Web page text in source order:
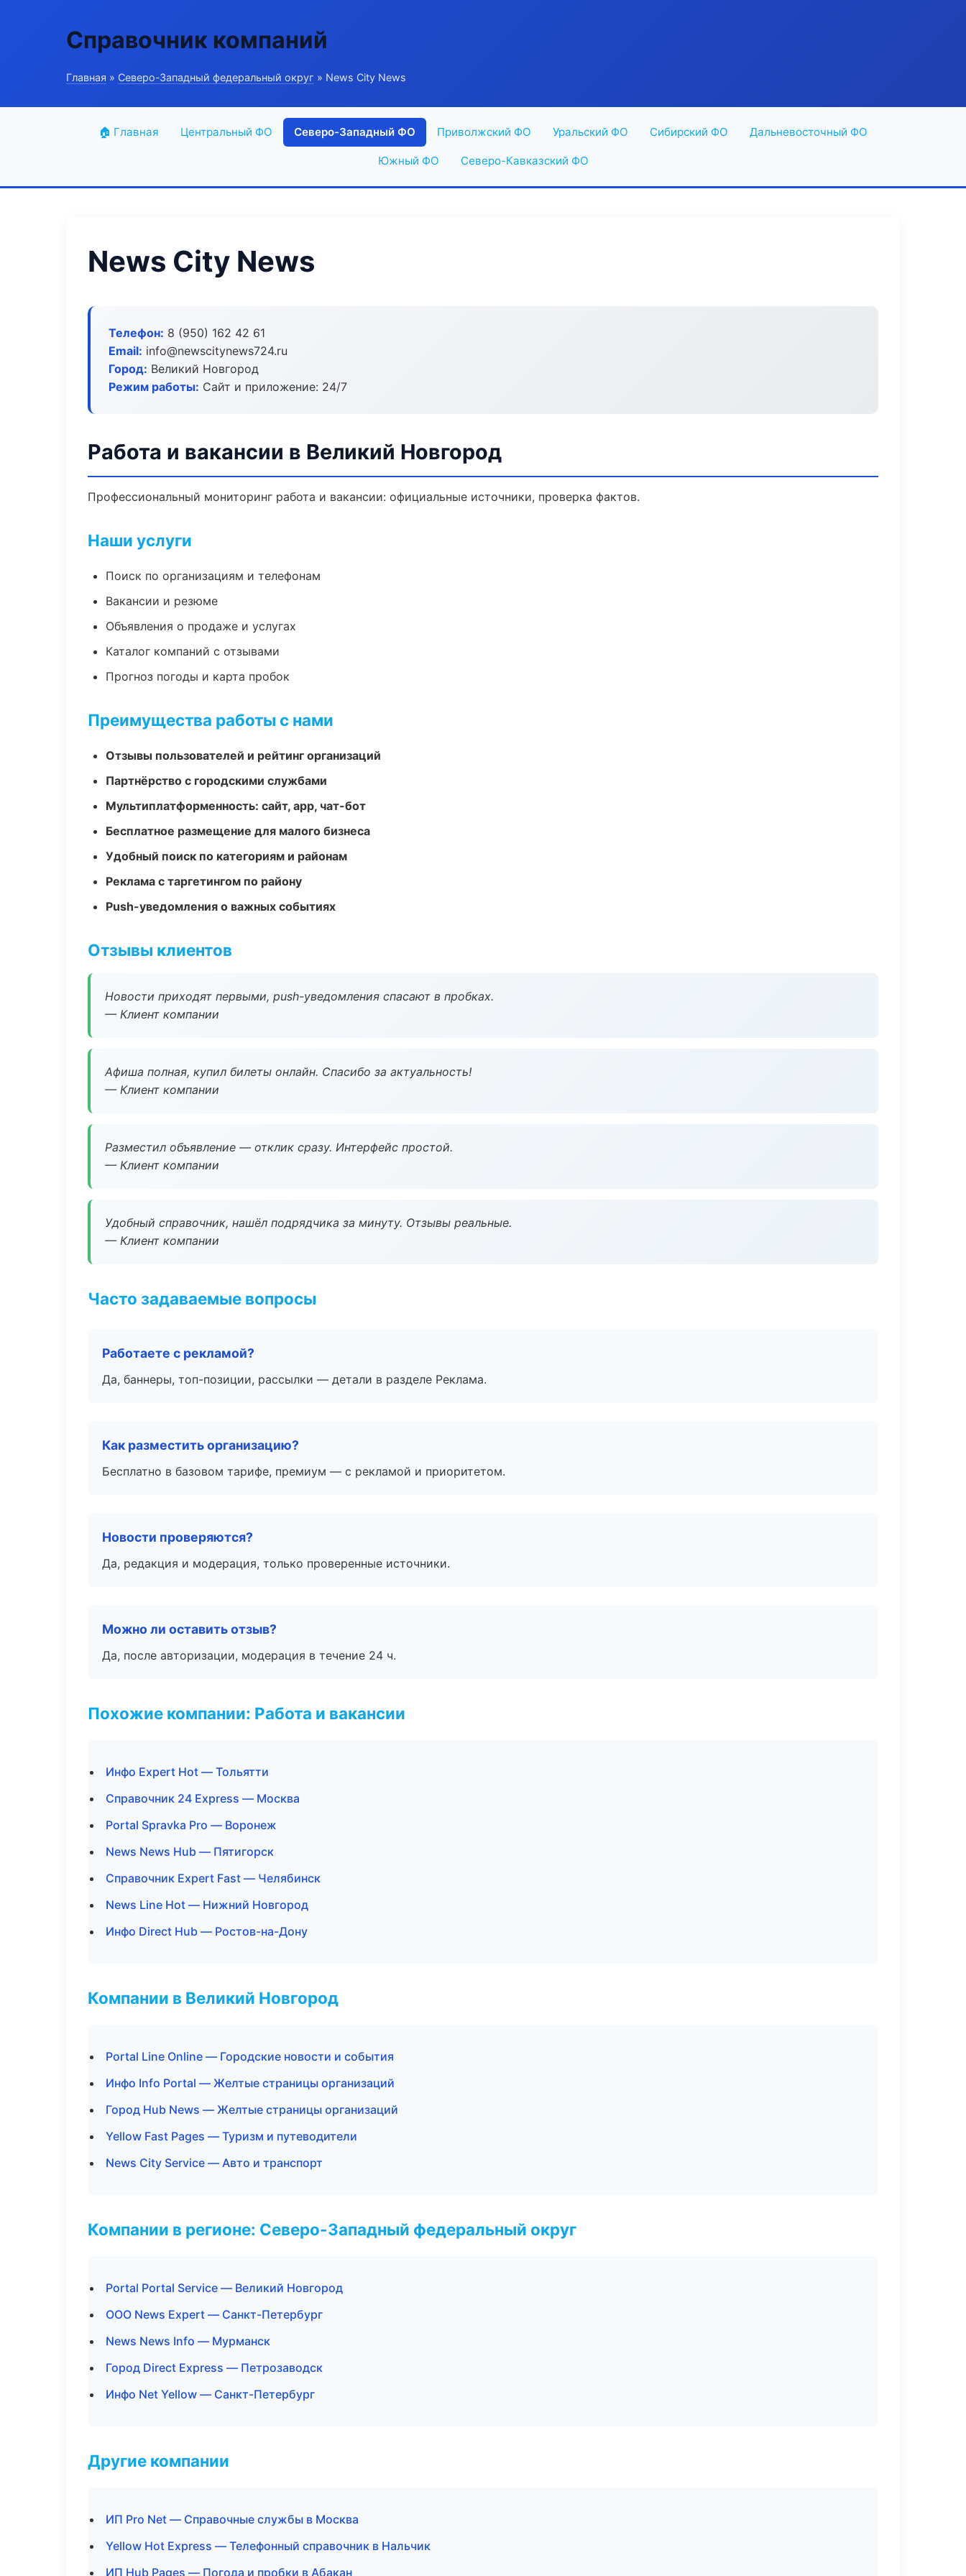
Справочник компаний
Главная » Северо-Западный федеральный округ » News City News
🏠 Главная Центральный ФО Северо-Западный ФО Приволжский ФО Уральский ФО Сибирский ФО Дальневосточный ФО
Южный ФО Северо-Кавказский ФО
News City News
Телефон: 8 (950) 162 42 61
Email: info@newscitynews724.ru
Город: Великий Новгород
Режим работы: Сайт и приложение: 24/7
Работа и вакансии в Великий Новгород
Профессиональный мониторинг работа и вакансии: официальные источники, проверка фактов.
Наши услуги
Поиск по организациям и телефонам
Вакансии и резюме
Объявления о продаже и услугах
Каталог компаний с отзывами
Прогноз погоды и карта пробок
Преимущества работы с нами
Отзывы пользователей и рейтинг организаций
Партнёрство с городскими службами
Мультиплатформенность: сайт, app, чат-бот
Бесплатное размещение для малого бизнеса
Удобный поиск по категориям и районам
Реклама с таргетингом по району
Push-уведомления о важных событиях
Отзывы клиентов
Новости приходят первыми, push-уведомления спасают в пробках.
— Клиент компании
Афиша полная, купил билеты онлайн. Спасибо за актуальность!
— Клиент компании
Разместил объявление — отклик сразу. Интерфейс простой.
— Клиент компании
Удобный справочник, нашёл подрядчика за минуту. Отзывы реальные.
— Клиент компании
Часто задаваемые вопросы
Работаете с рекламой?
Да, баннеры, топ-позиции, рассылки — детали в разделе Реклама.
Как разместить организацию?
Бесплатно в базовом тарифе, премиум — с рекламой и приоритетом.
Новости проверяются?
Да, редакция и модерация, только проверенные источники.
Можно ли оставить отзыв?
Да, после авторизации, модерация в течение 24 ч.
Похожие компании: Работа и вакансии
Инфо Expert Hot — Тольятти
Справочник 24 Express — Москва
Portal Spravka Pro — Воронеж
News News Hub — Пятигорск
Справочник Expert Fast — Челябинск
News Line Hot — Нижний Новгород
Инфо Direct Hub — Ростов-на-Дону
Компании в Великий Новгород
Portal Line Online — Городские новости и события
Инфо Info Portal — Желтые страницы организаций
Город Hub News — Желтые страницы организаций
Yellow Fast Pages — Туризм и путеводители
News City Service — Авто и транспорт
Компании в регионе: Северо-Западный федеральный округ
Portal Portal Service — Великий Новгород
ООО News Expert — Санкт-Петербург
News News Info — Мурманск
Город Direct Express — Петрозаводск
Инфо Net Yellow — Санкт-Петербург
Другие компании
ИП Pro Net — Справочные службы в Москва
Yellow Hot Express — Телефонный справочник в Нальчик
ИП Hub Pages — Погода и пробки в Абакан